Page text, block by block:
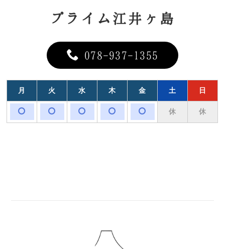
プライム江井ヶ島
078-937-1355
月 火 水 木 金 土 日
休 休